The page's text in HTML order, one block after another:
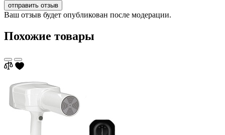
отправить отзыв
Ваш отзыв будет опубликован после модерации.
Похожие товары